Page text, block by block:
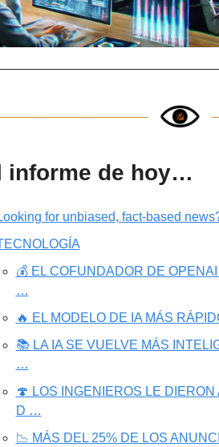
informe de hoy…
for unbiased, fact-based
💰 EL COFUNDADOR DE
…
🔥 EL MODELO DE IA MÁS
📚 LA IA SE VUELVE MÁS
…
🍄 LOS INGENIEROS LE
D …
📉 MÁS DEL 25% DE LOS